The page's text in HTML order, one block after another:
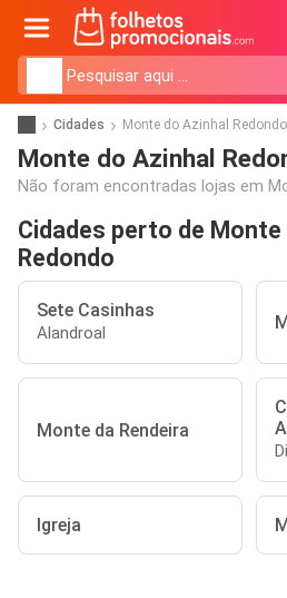
Cidades Monte do Azinhal Redondo
Monte do Azinhal
Não foram encontradas lojas em
Cidades perto de Monte
Redondo
Sete Casinhas
Alandroal
Monte da Rendeira
Igreja